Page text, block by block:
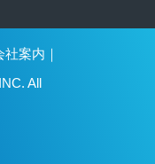
社案内
All